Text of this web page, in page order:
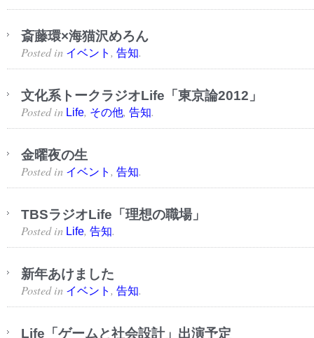
斎藤環×海猫沢めろん
Posted in イベント , 告知.
文化系トークラジオLife「東京論2012」
Posted in Life, その他, 告知.
金曜夜の生
Posted in イベント , 告知.
TBSラジオLife「理想の職場」
Posted in Life, 告知.
新年あけました
Posted in イベント , 告知.
Life「ゲームと社会設計」出演予定